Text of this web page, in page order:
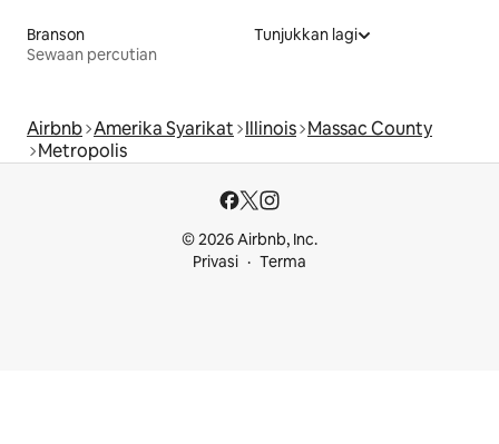
Branson
Sewaan percutian
Tunjukkan lagi
Airbnb Amerika Syarikat Illinois Massac County
Metropolis
© 2026 Airbnb, Inc.
Privasi
Terma